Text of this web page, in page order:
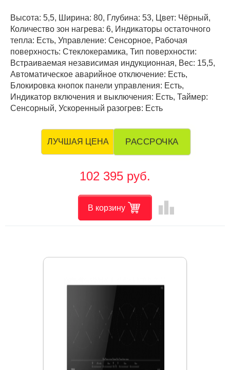
Высота: 5,5, Ширина: 80, Глубина: 53, Цвет: Чёрный,
Количество зон нагрева: 6, Индикаторы остаточного
тепла: Есть, Управление: Сенсорное, Рабочая
поверхность: Стеклокерамика, Тип поверхности:
Встраиваемая независимая индукционная, Вес: 15,5,
Автоматическое аварийное отключение: Есть,
Блокировка кнопок панели управления: Есть,
Индикатор включения и выключения: Есть, Таймер:
Сенсорный, Ускоренный разогрев: Есть
ЛУЧШАЯ ЦЕНА РАССРОЧКА
102 395 руб.
В корзину leaderboard